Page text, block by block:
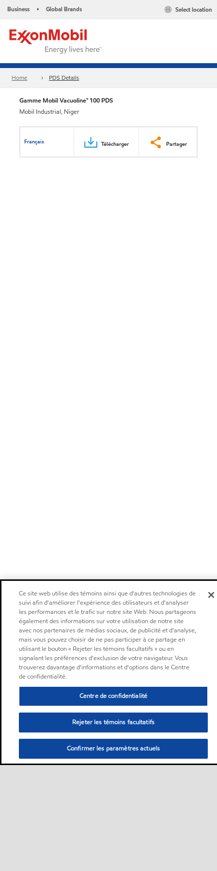
Business • Global Brands Select location
Home PDS Details
Gamme Mobil Vacuoline™ 100 PDS
Mobil Industrial, Niger
Français Télécharger Partager
Ce site web utilise des témoins ainsi que d'autres technologies de
suivi afin d'améliorer l'expérience des utilisateurs et d'analyser
les performances et le trafic sur notre site Web. Nous partageons
également des informations sur votre utilisation de notre site
avec nos partenaires de médias sociaux, de publicité et d'analyse,
mais vous pouvez choisir de ne pas participer à ce partage en
utilisant le bouton « Rejeter les témoins facultatifs » ou en
signalant les préférences d'exclusion de votre navigateur. Vous
trouverez davantage d'informations et d'options dans le Centre
de confidentialité.
Centre de confidentialité
Rejeter les témoins facultatifs
Confirmer les paramètres actuels